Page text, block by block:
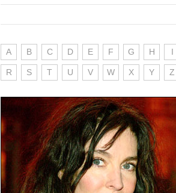
A B C D E F G H I
R S T U V W X Y Z